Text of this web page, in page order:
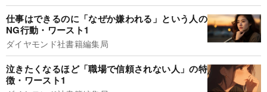
仕事はできるのに「なぜか嫌われる」という人の
NG行動・ワースト1
ダイヤモンド社書籍編集局
泣きたくなるほど「職場で信頼されない人」の特
徴・ワースト1